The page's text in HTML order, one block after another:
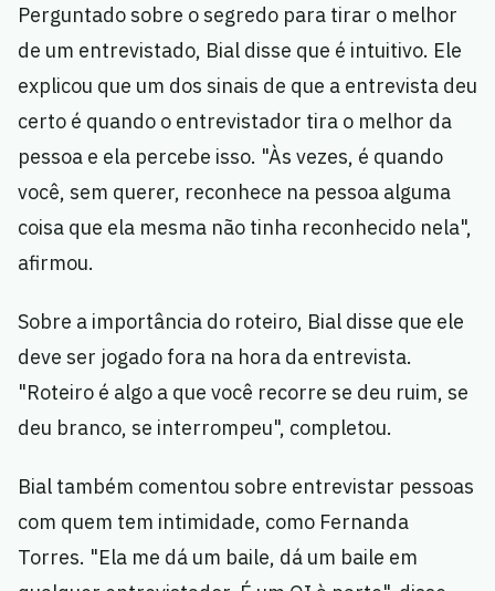
Perguntado sobre o segredo para tirar o melhor
de um entrevistado, Bial disse que é intuitivo. Ele
explicou que um dos sinais de que a entrevista deu
certo é quando o entrevistador tira o melhor da
pessoa e ela percebe isso. "Às vezes, é quando
você, sem querer, reconhece na pessoa alguma
coisa que ela mesma não tinha reconhecido nela",
afirmou.
Sobre a importância do roteiro, Bial disse que ele
deve ser jogado fora na hora da entrevista.
"Roteiro é algo a que você recorre se deu ruim, se
deu branco, se interrompeu", completou.
Bial também comentou sobre entrevistar pessoas
com quem tem intimidade, como Fernanda
Torres. "Ela me dá um baile, dá um baile em